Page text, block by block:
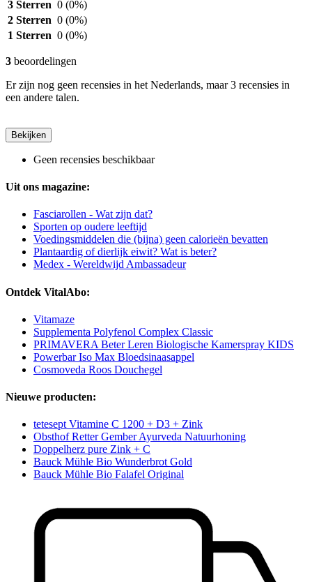
3 Sterren 0 (0%)
2 Sterren 0 (0%)
1 Sterren 0 (0%)
3 beoordelingen
Er zijn nog geen recensies in het Nederlands, maar 3 recensies in
een andere talen.
Bekijken
Geen recensies beschikbaar
Uit ons magazine:
Fasciarollen - Wat zijn dat?
Sporten op oudere leeftijd
Voedingsmiddelen die (bijna) geen calorieën bevatten
Plantaardig of dierlijk eiwit? Wat is beter?
Medex - Wereldwijd Ambassadeur
Ontdek VitalAbo:
Vitamaze
Supplementa Polyfenol Complex Classic
PRIMAVERA Beter Leren Biologische Kamerspray KIDS
Powerbar Iso Max Bloedsinaasappel
Cosmoveda Roos Douchegel
Nieuwe producten:
tetesept Vitamine C 1200 + D3 + Zink
Obsthof Retter Gember Ayurveda Natuurhoning
Doppelherz pure Zink + C
Bauck Mühle Bio Wunderbrot Gold
Bauck Mühle Bio Falafel Original